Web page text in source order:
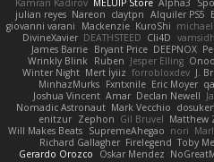
julian reyes Nareon claytpn Alquiler PS5
giovanni varani
Mackenzie KuroShi michael
DivineXavier DEATHSTEED Cli4D
James Barrie Bryant Price DEEPNOX
Wrinkly Blink
Ruben Jesper Elling
Winter Night Mert İyiiz forrobloxdev J.
MinhazMurks Fxntxnile Eric Moyer
Joshua Vincent Amar Declan Newell
Nomadic Astronaut Mark Vecchio
enitzur Zephon Gil Bruvel Matthew
Will Makes Beats SupremeAhegao nori
Richard Gallagher Firelegend Toby
Gerardo Orozco
Oskar Mendez